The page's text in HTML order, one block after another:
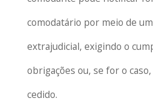
comodatário por meio de
extrajudicial, exigindo o
obrigações ou, se for o
cedido.